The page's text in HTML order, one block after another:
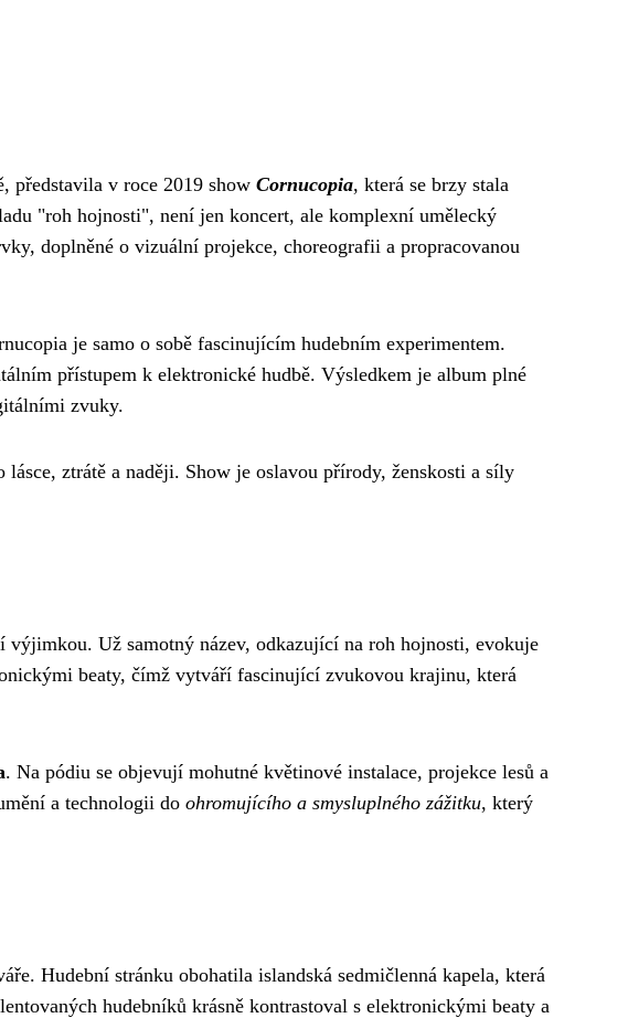
představila v roce 2019 show Cornucopia, která se brzy stala
"roh hojnosti", není jen koncert, ale komplexní umělecký
doplněné o vizuální projekce, choreografii a propracovanou
je samo o sobě fascinujícím hudebním experimentem.
přístupem k elektronické hudbě. Výsledkem je album plné
zvuky.
ztrátě a naději. Show je oslavou přírody, ženskosti a síly
výjimkou. Už samotný název, odkazující na roh hojnosti, evokuje
beaty, čímž vytváří fascinující zvukovou krajinu, která
. Na pódiu se objevují mohutné květinové instalace, projekce lesů a
a technologii do ohromujícího a smysluplného zážitku, který
Hudební stránku obohatila islandská sedmičlenná kapela, která
hudebníků krásně kontrastoval s elektronickými beaty a